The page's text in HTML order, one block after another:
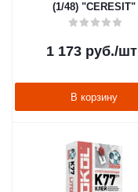
(1/48) "CERESIT"
1 173руб./шт
В корзину